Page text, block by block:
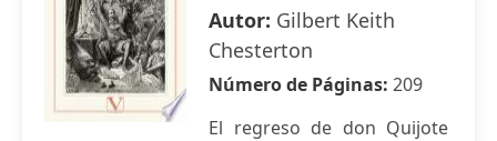
Autor: Gilbert Keith
Chesterton
Número de Páginas: 209
El regreso de don Quijote